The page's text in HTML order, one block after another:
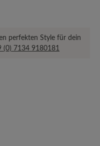
perfekten Style für dein
(0) 7134 9180181